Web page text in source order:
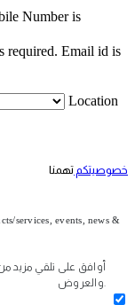
Number is
required. Email id is
Location
خصوصيتكم تهمنا
services, events, news &
أوافق على تلقي مزيد
والعروض.